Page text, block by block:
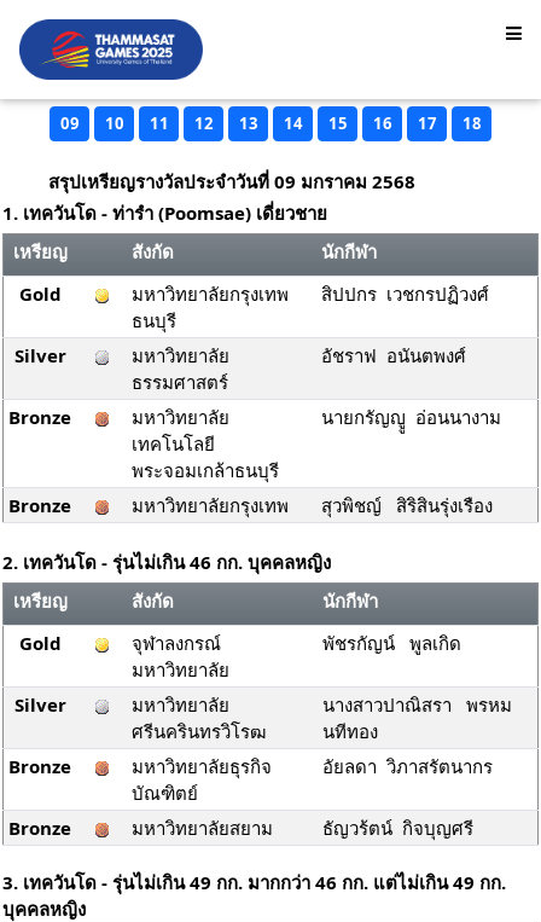
09 10 11 12 13 14 15 16 17 18
สรุปเหรียญรางวัลประจำวันที่ 09 มกราคม 2568
1. เทควันโด - ท่ารำ (Poomsae) เดี่ยวชาย
เหรียญ
สังกัด
นักกีฬา
Gold
มหาวิทยาลัยกรุงเทพ
ธนบุรี
สิปปกร เวชกรปฏิวงศ์
Silver
มหาวิทยาลัย
ธรรมศาสตร์
อัชราฟ อนันตพงศ์
Bronze
มหาวิทยาลัย
เทคโนโลยี
พระจอมเกล้าธนบุรี
นายกรัญญูู อ่อนนางาม
Bronze มหาวิทยาลัยกรุงเทพ สุวพิชญ์ สิริสินรุ่งเรือง
2. เทควันโด - รุ่นไม่เกิน 46 กก. บุคคลหญิง
เหรียญ
สังกัด
นักกีฬา
Gold
จุฬาลงกรณ์
มหาวิทยาลัย
พัชรกัญน์ พูลเกิด
Silver
มหาวิทยาลัย
ศรีนครินทรวิโรฒ
นางสาวปาณิสรา พรหม
นทีทอง
Bronze
มหาวิทยาลัยธุรกิจ
บัณฑิตย์
อัยลดา วิภาสรัตนากร
Bronze มหาวิทยาลัยสยาม ธัญวร้ตน์ กิจบุญศรี
3. เทควันโด - รุ่นไม่เกิน 49 กก. มากกว่า 46 กก. แต่ไม่เกิน 49 กก.
บุคคลหญิง